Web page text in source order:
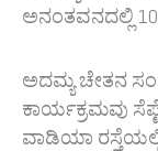
ಅನಂತವನದಲ್ಲಿ
ಅದಮ್ಯ ಚೇತನ
ಕಾರ್ಯಕ್ರಮವು
ವಾಡಿಯಾ